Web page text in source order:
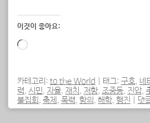
이것이 좋아요:
로
중...
카테고리: to the World 태그: 구호, 네
력, 시민, 자율, 재치 , 저항, 조중동, 진압,
불집회, 축제 , 폭력, 항의, 해학, 행진 댓